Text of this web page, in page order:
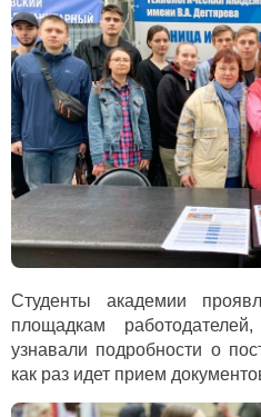
Студенты академии
площадкам
узнавали подробности о
как раз идет прием